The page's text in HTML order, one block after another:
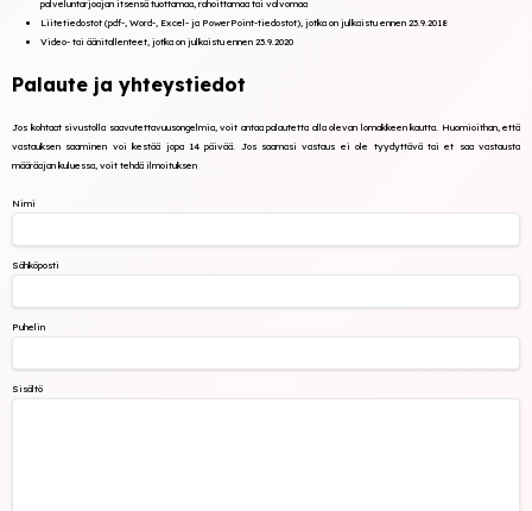
palveluntarjoajan itsensä tuottamaa, rahoittamaa tai valvomaa
Liitetiedostot (pdf-, Word-, Excel- ja PowerPoint-tiedostot), jotka on julkaistu ennen 23.9.2018
Video- tai äänitallenteet, jotka on julkaistu ennen 23.9.2020
Palaute ja yhteystiedot
Jos kohtaat sivustolla saavutettavuusongelmia, voit antaa palautetta alla olevan lomakkeen kautta. Huomioithan, että
vastauksen saaminen voi kestää jopa 14 päivää. Jos saamasi vastaus ei ole tyydyttävä tai et saa vastausta
määräajan kuluessa, voit tehdä ilmoituksen
Nimi
Sähköposti
Puhelin
Sisältö